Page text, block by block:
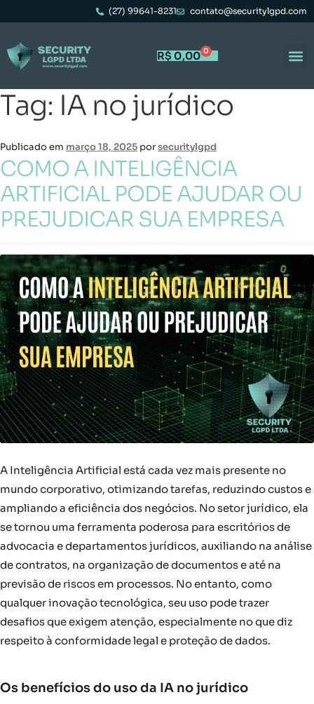
(27) 99641-8231 contato@securitylgpd.com
R$ 0,00 0
Tag: IA no jurídico
Publicado em março 18, 2025 porsecuritylgpd
COMO A INTELIGÊNCIA
ARTIFICIAL PODE AJUDAR OU
PREJUDICAR SUA EMPRESA
A Inteligência Artificial está cada vez mais presente no
mundo corporativo, otimizando tarefas, reduzindo custos e
ampliando a eficiência dos negócios. No setor jurídico, ela
se tornou uma ferramenta poderosa para escritórios de
advocacia e departamentos jurídicos, auxiliando na análise
de contratos, na organização de documentos e até na
previsão de riscos em processos. No entanto, como
qualquer inovação tecnológica, seu uso pode trazer
desafios que exigem atenção, especialmente no que diz
respeito à conformidade legal e proteção de dados.
Os benefícios do uso da IA no jurídico